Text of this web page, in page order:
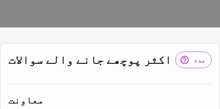
اکثر پوچھے جانے والے سوالات مدد
معاونت